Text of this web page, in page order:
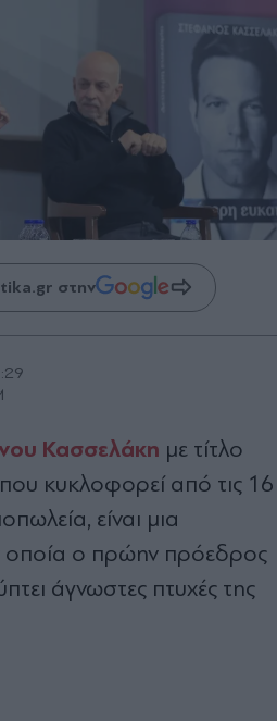
στην
Κασσελάκη με τίτλο
κυκλοφορεί από τις 16
είναι μια
οποία ο πρώην πρόεδρος
άγνωστες πτυχές της